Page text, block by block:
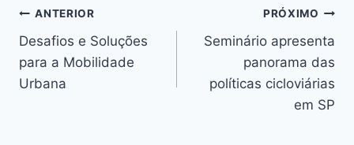
Navegação
de
Post
ANTERIOR
Desafios e Soluções
para a Mobilidade
Urbana
PRÓXIMO
Seminário apresenta
panorama das
políticas cicloviárias
em SP